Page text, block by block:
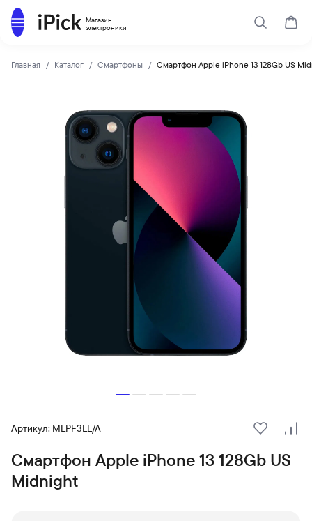
Магазин
электроники
Каталог
Поиск
Главная Каталог Смартфоны Смартфон Apple iPhone 13 128Gb US
Артикул: MLPF3LL/A
В
Смартфон Apple iPhone 13 128Gb US
Midnight